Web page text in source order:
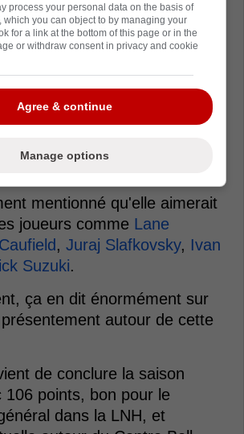
ce que Ginette
par la suite.
chance de revenir en arrière,
aujourd'hui ces fameux billets
voir la version actuelle du CH,
années 70 pourtant
l'une des plus grandes
mentionné qu'elle aimerait
joueurs comme Lane
, Juraj Slafkovsky, Ivan
Suzuki.
ça en dit énormément sur
autour de cette
de conclure la saison
106 points, bon pour le
dans la LNH, et
process your personal data on the basis of
which you can object to by managing your
for a link at the bottom of this page or in the
or withdraw consent in privacy and cookie
Agree & continue
Manage options